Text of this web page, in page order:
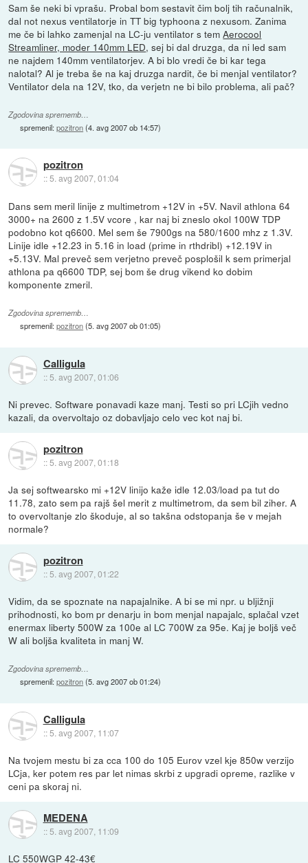
Sam še neki bi vprašu. Probal bom sestavit čim bolj tih računalnik,
dal not nexus ventilatorje in TT big typhoona z nexusom. Zanima
me če bi lahko zamenjal na LC-ju ventilator s temAerocool
Streamliner, moder 140mm LED, sej bi dal druzga, da ni led sam
ne najdem 140mm ventilatorjev. A bi blo vredi če bi kar tega
nalotal? Al je treba še na kaj druzga nardit, če bi menjal ventilator?
Ventilator dela na 12V, tko, da verjetn ne bi bilo problema, ali pač?
Zgodovina sprememb…
spremenil:pozitron(4. avg 2007 ob 14:57)
pozitron
::5. avg 2007, 01:04
Dans sem meril linije z multimetrom +12V in +5V. Navil athlona 64
3000+ na 2600 z 1.5V vcore , kar naj bi zneslo okol 100W TDP
podobno kot q6600. Mel sem še 7900gs na 580/1600 mhz z 1.3V.
Linije idle +12.23 in 5.16 in load (prime in rthdribl) +12.19V in
+5.13V. Mal preveč sem verjetno preveč posplošil k sem primerjal
athlona pa q6600 TDP, sej bom še drug vikend ko dobim
komponente zmeril.
Zgodovina sprememb…
spremenil:pozitron(5. avg 2007 ob 01:05)
Calligula
:: 5. avg 2007, 01:06
Ni prevec. Software ponavadi kaze manj. Testi so pri LCjih vedno
kazali, da overvoltajo oz dobavljajo celo vec kot naj bi.
pozitron
::5. avg 2007, 01:18
Ja sej softwearsko mi +12V linijo kaže idle 12.03/load pa tut do
11.78, zato sem pa rajš šel merit z multimetrom, da sem bil ziher. A
to overvoltanje zlo škoduje, al so takšna odstopanja še v mejah
normale?
pozitron
:: 5. avg 2007, 01:22
Vidim, da se spoznate na napajalnike. A bi se mi npr. u bljižnji
prihodnosti, ko bom pr denarju in bom menjal napajalc, splačal vzet
enermax liberty 500W za 100e al LC 700W za 95e. Kaj je boljš več
W ali boljša kvaliteta in manj W.
Zgodovina sprememb…
spremenil:pozitron(5. avg 2007 ob 01:24)
Calligula
::5. avg 2007, 11:07
Na tvojem mestu bi za cca 100 do 105 Eurov vzel kje 850w verzijo
LCja, ker potem res par let nimas skrbi z upgradi opreme, razlike v
ceni pa skoraj ni.
MEDENA
:: 5. avg 2007, 11:09
LC 550WGP 42-43€